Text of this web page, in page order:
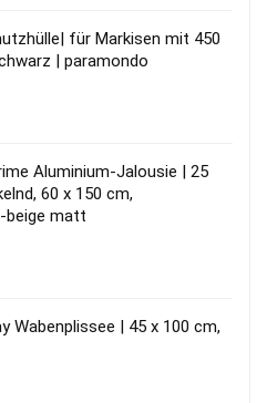
für Markisen mit 450
| paramondo
Aluminium-Jalousie | 25
60 x 150 cm,
matt
Wabenplissee | 45 x 100 cm,